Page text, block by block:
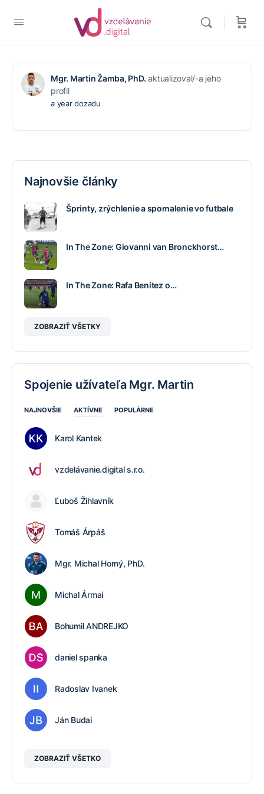
Mgr. Martin Žamba, PhD. aktualizoval/-a jeho
profil
a year dozadu
Najnovšie články
Šprinty, zrýchlenie a spomalenie vo futbale
In The Zone: Giovanni van Bronckhorst…
In The Zone: Rafa Benítez o…
ZOBRAZIŤ VŠETKY
Spojenie užívateľa Mgr. Martin
NAJNOVŠIE AKTÍVNE POPULÁRNE
Karol Kantek
vzdelávanie.digital s.r.o.
Ľuboš Žihlavník
Tomáš Árpáš
Mgr. Michal Horný, PhD.
Michal Ármai
Bohumil ANDREJKO
daniel spanka
Radoslav Ivanek
Ján Budai
ZOBRAZIŤ VŠETKO